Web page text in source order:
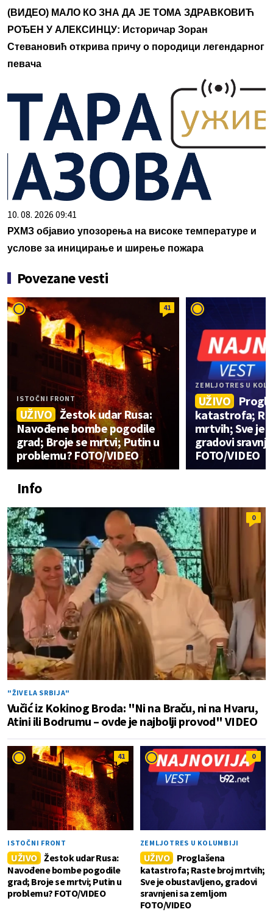
(ВИДЕО) МАЛО КО ЗНА ДА ЈЕ ТОМА ЗДРАВКОВИЋ
РОЂЕН У АЛЕКСИНЦУ: Историчар Зоран
Стевановић открива причу о породици легендарног
певача
10. 08. 2026 09:41
РХМЗ објавио упозорења на високе температуре и
услове за иницирање и ширење пожара
Povezane vesti
41
ISTOČNI FRONT
UŽIVO Žestok udar Rusa:
Navođene bombe pogodile
grad; Broje se mrtvi; Putin u
problemu? FOTO/VIDEO
ZEMLJOTRES U
UŽIVO
katastrofa;
mrtvih; Sve je
gradovi
FOTO/VIDEO
Info
0
"ŽIVELA SRBIJA"
Vučić iz Kokinog Broda: "Ni na Braču, ni na Hvaru,
Atini ili Bodrumu – ovde je najbolji provod" VIDEO
41
ISTOČNI FRONT
UŽIVO Žestok udar Rusa:
Navođene bombe pogodile
grad; Broje se mrtvi; Putin u
problemu? FOTO/VIDEO
0
ZEMLJOTRES U KOLUMBIJI
UŽIVO
Proglašena
katastrofa; Raste broj mrtvih;
Sve je obustavljeno, gradovi
sravnjeni sa zemljom
FOTO/VIDEO